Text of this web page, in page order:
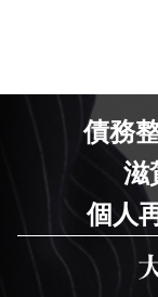
債務
滋
個人